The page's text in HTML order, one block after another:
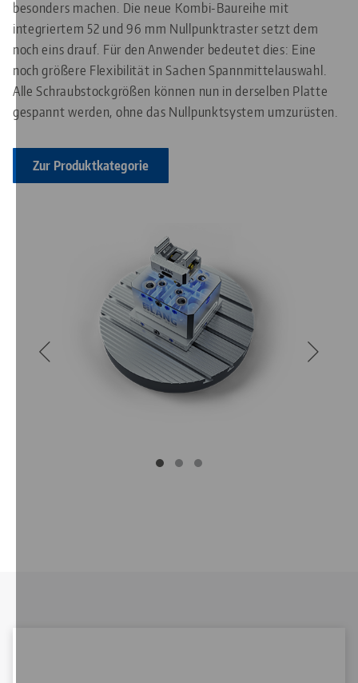
besonders machen. Die neue Kombi-Baureihe mit
integriertem 52 und 96 mm Nullpunktraster setzt dem
noch eins drauf. Für den Anwender bedeutet dies: Eine
noch größere Flexibilität in Sachen Spannmittelauswahl.
Alle Schraubstockgrößen können nun in derselben Platte
gespannt werden, ohne das Nullpunktsystem umzurüsten.
Zur Produktkategorie